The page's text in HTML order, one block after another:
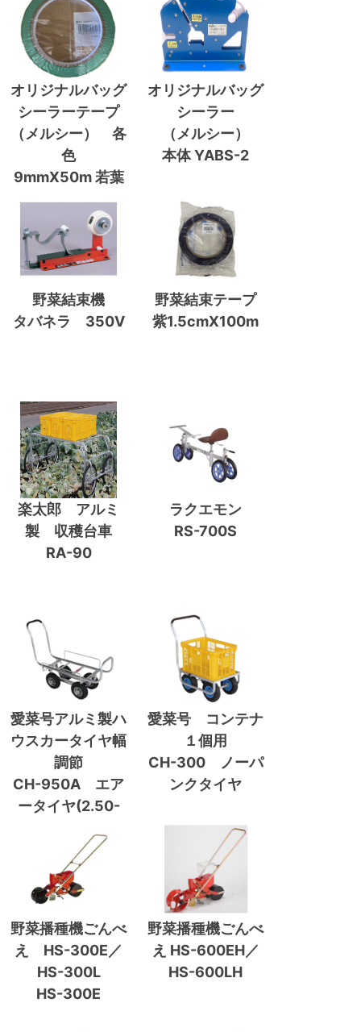
オリジナルバッグ
シーラーテープ
（メルシー） 各
色
9mmX50m 若葉
オリジナルバッグ
シーラー
（メルシー）
本体 YABS-2
野菜結束機
タバネラ 350V
野菜結束テープ
紫1.5cmX100m
楽太郎 アルミ
製 収穫台車
RA-90
ラクエモン
RS-700S
愛菜号アルミ製ハ
ウスカータイヤ幅
調節
CH-950A エア
ータイヤ(2.50-
愛菜号 コンテナ
１個用
CH-300 ノーパ
ンクタイヤ
野菜播種機ごんべ
え HS-300E／
HS-300L
HS-300E
野菜播種機ごんべ
え HS-600EH／
HS-600LH